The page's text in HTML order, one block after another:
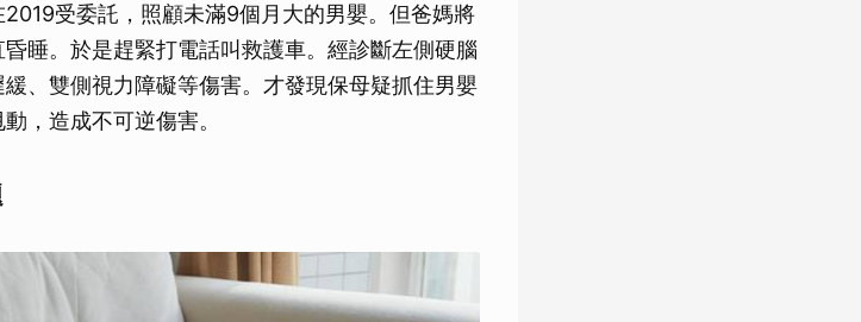
受委託，照顧未滿9個月大的男嬰。但爸媽將
睡。於是趕緊打電話叫救護車。經診斷左側硬腦
緩、雙側視力障礙等傷害。才發現保母疑抓住男嬰
，造成不可逆傷害。